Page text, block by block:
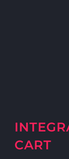
CART